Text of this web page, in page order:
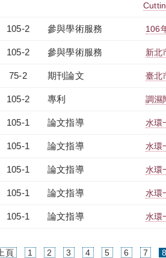
105-2 參與學術服務 106
105-2 參與學術服務 新北
75-2 期刊論文 臺北
105-2 專利 調濕
105-1 論文指導 水環
105-1 論文指導 水環
105-1 論文指導 水環
105-1 論文指導 水環
105-1 論文指導 水環
上頁 1 2 3 4 5 6 7